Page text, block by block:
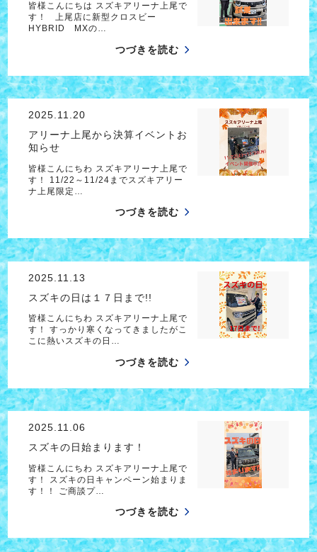
皆様こんにちは スズキアリーナ上尾で
す！ 上尾店に新型クロスビー
HYBRID MXの…
つづきを読む
2025.11.20
アリーナ上尾から決算イベントお
知らせ
皆様こんにちわ スズキアリーナ上尾で
す！ 11/22～11/24までスズキアリー
ナ上尾限定…
つづきを読む
2025.11.13
スズキの日は１７日まで!!
皆様こんにちわ スズキアリーナ上尾で
す！ すっかり寒くなってきましたがこ
こに熱いスズキの日…
つづきを読む
2025.11.06
スズキの日始まります！
皆様こんにちわ スズキアリーナ上尾で
す！ スズキの日キャンペーン始まりま
す！！ ご商談プ…
つづきを読む